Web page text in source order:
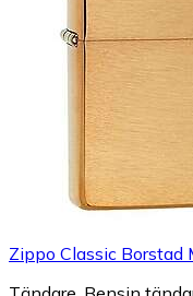
Zippo Classic Borstad